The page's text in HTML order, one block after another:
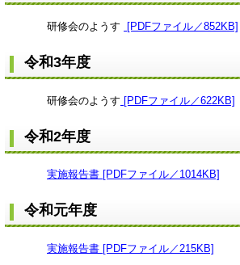
研修会のようす [PDFファイル／852KB]
令和3年度
研修会のようす [PDFファイル／622KB]
令和2年度
実施報告書 [PDFファイル／1014KB]
令和元年度
実施報告書 [PDFファイル／215KB]